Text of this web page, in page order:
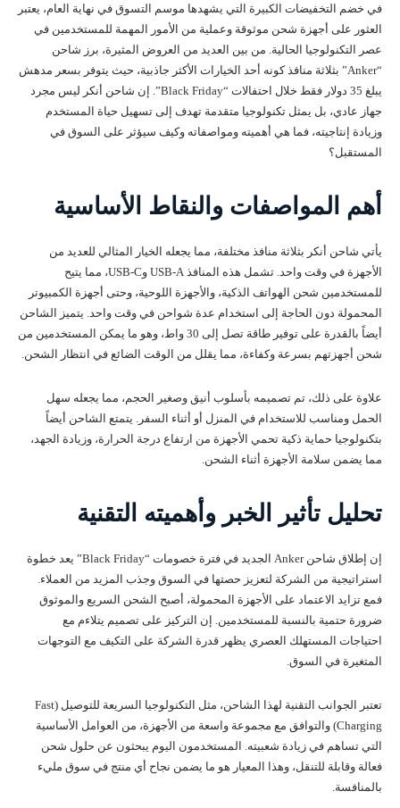
في خضم التخفيضات الكبيرة التي يشهدها موسم التسوق في نهاية العام، يعتبر
العثور على أجهزة شحن موثوقة وعملية من الأمور المهمة للمستخدمين في
عصر التكنولوجيا الحالية. من بين العديد من العروض المثيرة، برز شاحن
“Anker” بثلاثة منافذ كونه أحد الخيارات الأكثر جاذبية، حيث يتوفر بسعر مدهش
يبلغ 35 دولار فقط خلال احتفالات “Black Friday”. إن شاحن أنكر ليس مجرد
جهاز عادي، بل يمثل تكنولوجيا متقدمة تهدف إلى تسهيل حياة المستخدم
وزيادة إنتاجيته، فما هي أهميته ومواصفاته وكيف سيؤثر على السوق في
المستقبل؟
أهم المواصفات والنقاط الأساسية
يأتي شاحن أنكر بثلاثة منافذ مختلفة، مما يجعله الخيار المثالي للعديد من
الأجهزة في وقت واحد. تشمل هذه المنافذ USB-A وUSB-C، مما يتيح
للمستخدمين شحن الهواتف الذكية، والأجهزة اللوحية، وحتى أجهزة الكمبيوتر
المحمولة دون الحاجة إلى استخدام عدة شواحن في وقت واحد. يتميز الشاحن
أيضاً بالقدرة على توفير طاقة تصل إلى 30 واط، وهو ما يمكن المستخدمين من
شحن أجهزتهم بسرعة وكفاءة، مما يقلل من الوقت الضائع في انتظار الشحن.
علاوة على ذلك، تم تصميمه بأسلوب أنيق وصغير الحجم، مما يجعله سهل
الحمل ومناسب للاستخدام في المنزل أو أثناء السفر. يتمتع الشاحن أيضاً
بتكنولوجيا حماية ذكية تحمي الأجهزة من ارتفاع درجة الحرارة، وزيادة الجهد،
مما يضمن سلامة الأجهزة أثناء الشحن.
تحليل تأثير الخبر وأهميته التقنية
إن إطلاق شاحن Anker الجديد في فترة خصومات “Black Friday” يعد خطوة
استراتيجية من الشركة لتعزيز حصتها في السوق وجذب المزيد من العملاء.
فمع تزايد الاعتماد على الأجهزة المحمولة، أصبح الشحن السريع والموثوق
ضرورة حتمية بالنسبة للمستخدمين. إن التركيز على تصميم يتلاءم مع
احتياجات المستهلك العصري يظهر قدرة الشركة على التكيف مع التوجهات
المتغيرة في السوق.
تعتبر الجوانب التقنية لهذا الشاحن، مثل التكنولوجيا السريعة للتوصيل (Fast
Charging) والتوافق مع مجموعة واسعة من الأجهزة، من العوامل الأساسية
التي تساهم في زيادة شعبيته. المستخدمون اليوم يبحثون عن حلول شحن
فعالة وقابلة للتنقل، وهذا المعيار هو ما يضمن نجاح أي منتج في سوق مليء
بالمنافسة.